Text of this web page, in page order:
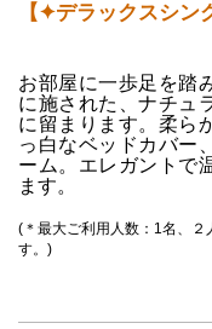
【✦デラックスシン
お部屋に一歩足を踏
に施された、ナチュ
に留まります。 柔ら
っ白なベッドカバー
ーム。エレガントで
ます。
(＊最大ご利用人数：1名、
す。)